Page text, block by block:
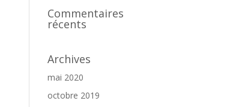
Commentaires
récents
Archives
mai 2020
octobre 2019